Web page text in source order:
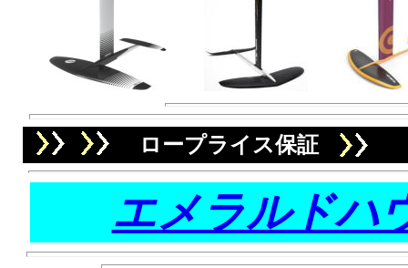
ロープライス保証
エメラルドハ